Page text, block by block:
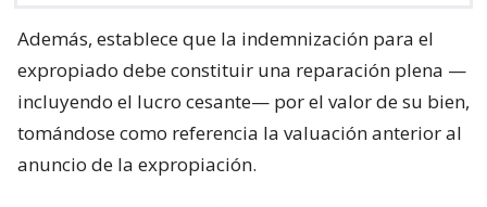
Además, establece que la indemnización para el
expropiado debe constituir una reparación plena —
incluyendo el lucro cesante— por el valor de su bien,
tomándose como referencia la valuación anterior al
anuncio de la expropiación.